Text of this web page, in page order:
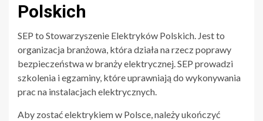
Polskich
SEP to Stowarzyszenie Elektryków Polskich. Jest to
organizacja branżowa, która działa na rzecz poprawy
bezpieczeństwa w branży elektrycznej. SEP prowadzi
szkolenia i egzaminy, które uprawniają do wykonywania
prac na instalacjach elektrycznych.
Aby zostać elektrykiem w Polsce, należy ukończyć